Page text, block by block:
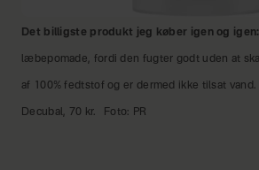
Det billigste produkt jeg køber igen og igen:
læbepomade, fordi den fugter godt uden at
af 100% fedtstof og er dermed ikke tilsat
Decubal, 70 kr. Foto: PR